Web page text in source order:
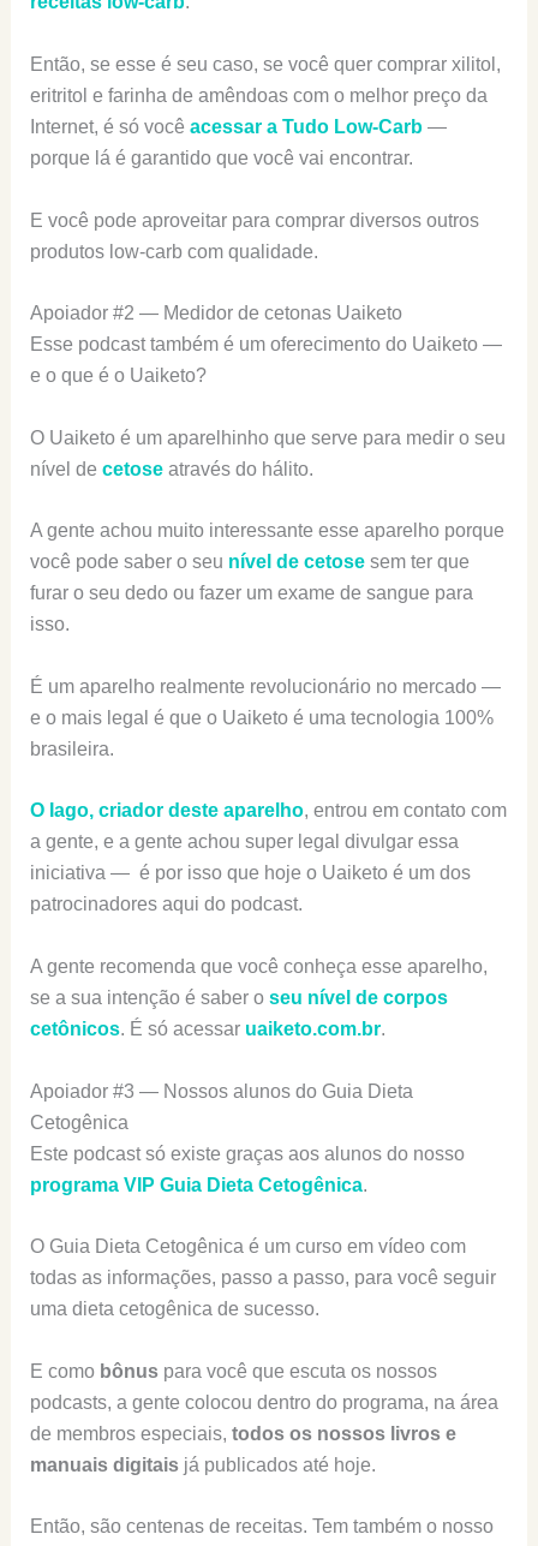
Então, se esse é seu caso, se você quer comprar xilitol,
eritritol e farinha de amêndoas com o melhor preço da
Internet, é só você acessar a Tudo Low-Carb—
porque lá é garantido que você vai encontrar.
E você pode aproveitar para comprar diversos outros
produtos low-carb com qualidade.
Apoiador #2 — Medidor de cetonas Uaiketo
Esse podcast também é um oferecimento do Uaiketo —
e o que é o Uaiketo?
O Uaiketo é um aparelhinho que serve para medir o seu
nível de cetoseatravés do hálito.
A gente achou muito interessante esse aparelho porque
você pode saber o seu nível de cetosesem ter que
furar o seu dedo ou fazer um exame de sangue para
isso.
É um aparelho realmente revolucionário no mercado —
e o mais legal é que o Uaiketo é uma tecnologia 100%
brasileira.
O Iago, criador deste aparelho, entrou em contato com
a gente, e a gente achou super legal divulgar essa
iniciativa — é por isso que hoje o Uaiketo é um dos
patrocinadores aqui do podcast.
A gente recomenda que você conheça esse aparelho,
se a sua intenção é saber o seu nível de corpos
cetônicos. É só acessar uaiketo.com.br.
Apoiador #3 — Nossos alunos do Guia Dieta
Cetogênica
Este podcast só existe graças aos alunos do nosso
programa VIP Guia Dieta Cetogênica.
O Guia Dieta Cetogênica é um curso em vídeo com
todas as informações, passo a passo, para você seguir
uma dieta cetogênica de sucesso.
E como bônuspara você que escuta os nossos
podcasts, a gente colocou dentro do programa, na área
de membros especiais, todos os nossos livros e
manuais digitaisjá publicados até hoje.
Então, são centenas de receitas. Tem também o nosso